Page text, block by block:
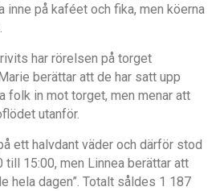
på kaféet och fika, men köerna
har rörelsen på torget
berättar att de har satt upp
folk in mot torget, men menar att
utanför.
ett halvdant väder och därför stod
till 15:00, men Linnea berättar att
hela dagen”. Totalt såldes 1 187